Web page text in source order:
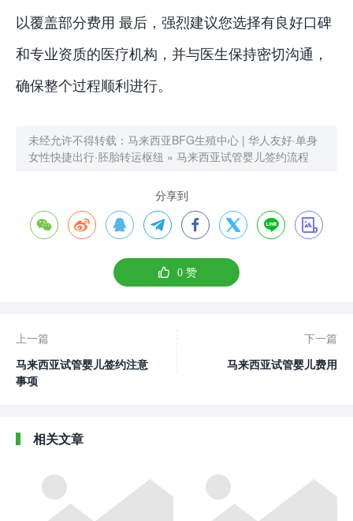
以覆盖部分费用 最后，强烈建议您选择有良好口碑
和专业资质的医疗机构，并与医生保持密切沟通，
确保整个过程顺利进行。
未经允许不得转载： 马来西亚BFG生殖中心 | 华人友好·单身
女性快捷出行·胚胎转运枢纽 » 马来西亚试管婴儿签约流程
分享到
       
 0赞
上一篇
马来西亚试管婴儿签约注意
事项
下一篇
马来西亚试管婴儿费用
相关文章